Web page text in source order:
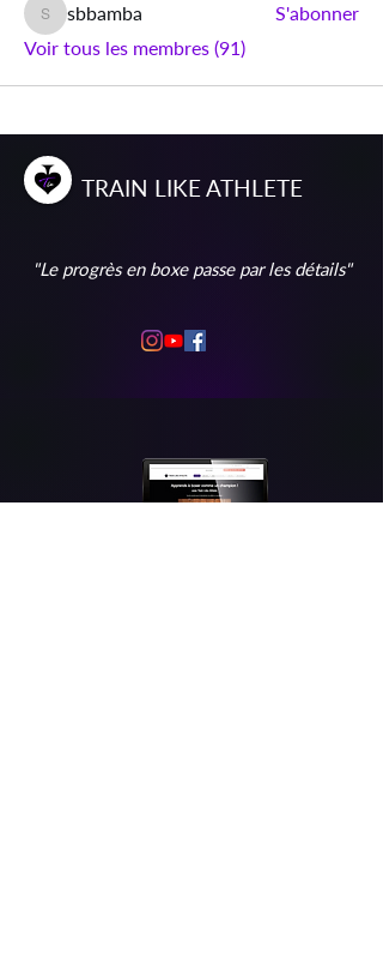
sbbamba
sbbamba
S'abonner
Voir tous les membres (91)
TRAIN L IKEATHLETE
"Le progrès en boxe passe par les détails"